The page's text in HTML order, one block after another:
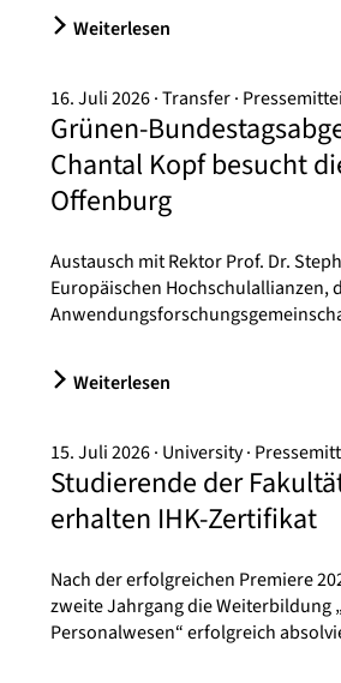
Weiterlesen
16. Juli 2026 Transfer
Grünen-
Chantal Kopf besucht
Offenburg
Austausch mit Rektor Prof. Dr.
Europäischen Hochschulallianzen,
Weiterlesen
15. Juli 2026 University
Studierende der
erhalten IHK-Zertifikat
Nach der erfolgreichen Premiere
zweite Jahrgang die Weiterbildung
Personalwesen“ erfolgreich